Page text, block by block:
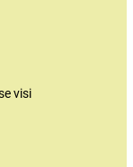
visi